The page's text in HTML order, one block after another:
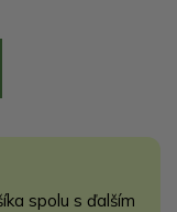
spolu s ďalším